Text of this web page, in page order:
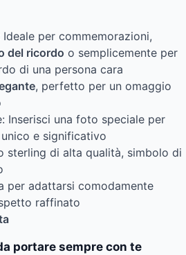
Ideale per commemorazioni,
del ricordo o semplicemente per
di una persona cara
, perfetto per un omaggio
Inserisci una foto speciale per
e significativo
sterling di alta qualità, simbolo di
per adattarsi comodamente
raffinato
portare sempre con te